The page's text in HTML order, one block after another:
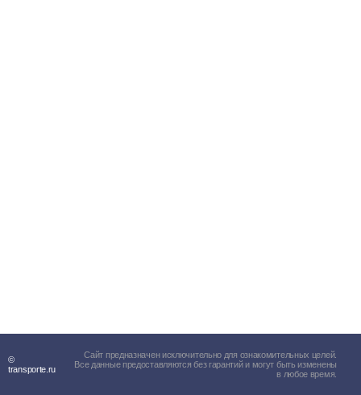
©
transporte.ru
Сайт предназначен исключительно для ознакомительных целей.
Все данные предоставляются без гарантий и могут быть изменены
в любое время.